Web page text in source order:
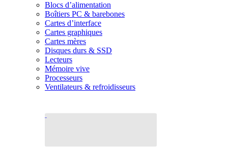
Blocs d’alimentation
Boîtiers PC & barebones
Cartes d’interface
Cartes graphiques
Cartes mères
Disques durs & SSD
Lecteurs
Mémoire vive
Processeurs
Ventilateurs & refroidisseurs